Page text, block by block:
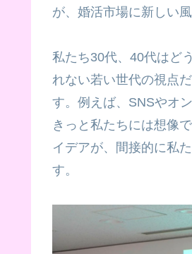
が、婚活市場に新しい
私たち30代、40代はど
れない若い世代の視点
す。例えば、SNSやオ
きっと私たちには想像
イデアが、間接的に私
す。